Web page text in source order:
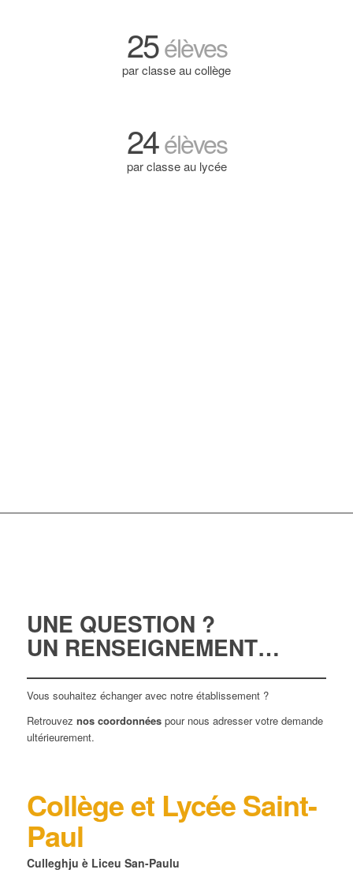
25élèves
par classe au collège
24élèves
par classe au lycée
UNE QUESTION ?
UN RENSEIGNEMENT…
Vous souhaitez échanger avec notre établissement ?
Retrouvez nos coordonnéespour nous adresser votre demande
ultérieurement.
Collège et Lycée Saint-
Paul
Culleghju è Liceu San-Paulu